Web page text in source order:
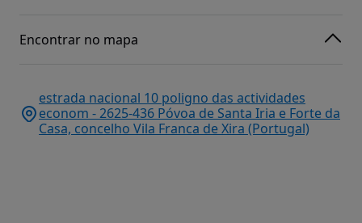
Encontrar no mapa
estrada nacional 10 poligno das actividades
econom - 2625-436 Póvoa de Santa Iria e Forte da
Casa, concelho Vila Franca de Xira (Portugal)